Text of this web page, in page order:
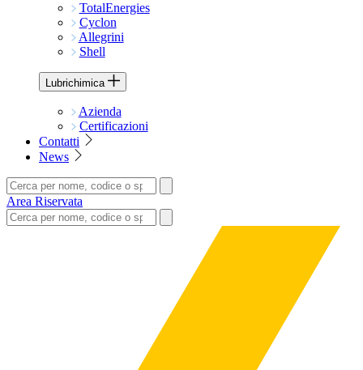
TotalEnergies
Cyclon
Allegrini
Shell
Lubrichimica
Azienda
Certificazioni
Contatti
News
Area Riservata